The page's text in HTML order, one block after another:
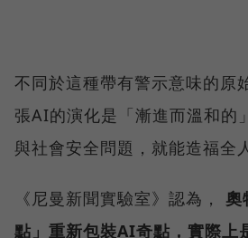
不同於這種帶有警示意味的原
張AI的演化是「漸進而溫和的
與社會安全問題，就能造福全
《尼曼新聞實驗室》認為， 奧
點」重新包裝AI奇點，實際